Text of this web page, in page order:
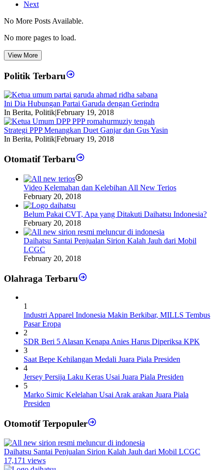
Next
No More Posts Available.
No more pages to load.
View More
Politik Terbaru
Ini Dia Hubungan Partai Garuda dengan Gerindra
In Berita, Politik|February 19, 2018
Strategi PPP Menangkan Duet Ganjar dan Gus Yasin
In Berita, Politik|February 19, 2018
Otomatif Terbaru
Video Kelemahan dan Kelebihan All New Terios
February 20, 2018
Belum Pakai CVT, Apa yang Ditakuti Daihatsu Indonesia?
February 20, 2018
Daihatsu Santai Penjualan Sirion Kalah Jauh dari Mobil
LCGC
February 20, 2018
Olahraga Terbaru
1
Industri Apparel Indonesia Makin Berkibar, MILLS Tembus
Pasar Eropa
2
SDR Beri 5 Alasan Kenapa Anies Harus Diperiksa KPK
3
Saat Bepe Kehilangan Medali Juara Piala Presiden
4
Jersey Persija Laku Keras Usai Juara Piala Presiden
5
Marko Simic Kelelahan Usai Arak arakan Juara Piala
Presiden
Otomotif Terpopuler
Daihatsu Santai Penjualan Sirion Kalah Jauh dari Mobil LCGC
17,171 views